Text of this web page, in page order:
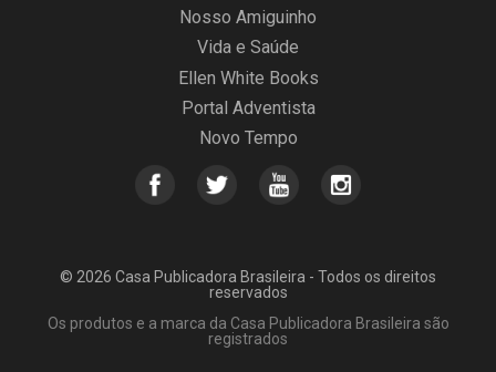
Nosso Amiguinho
Vida e Saúde
Ellen White Books
Portal Adventista
Novo Tempo
© 2026 Casa Publicadora Brasileira - Todos os direitos
reservados
Os produtos e a marca da Casa Publicadora Brasileira são
registrados